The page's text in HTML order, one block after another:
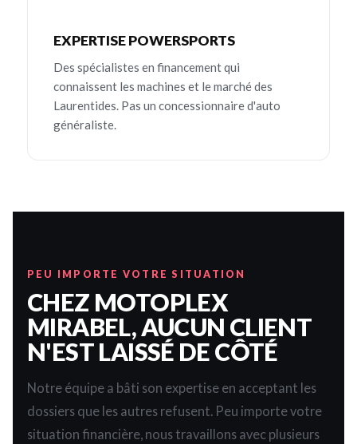
EXPERTISE POWERSPORTS
Des spécialistes en financement qui
connaissent les machines et le marché des
Laurentides. Pas un concessionnaire d'auto
généraliste.
PEU IMPORTE VOTRE SITUATION
CHEZ MOTOPLEX
MIRABEL, AUCUN CLIENT
N'EST LAISSÉ DE CÔTÉ
Notre équipe a bâti son expertise en acceptant les
dossiers que les autres refusent. Peu importe votre
situation financière, nous travaillons avec plusieurs